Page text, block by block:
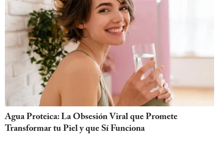
Agua Proteica: La Obsesión Viral que Promete
Transformar tu Piel y que Sí Funciona